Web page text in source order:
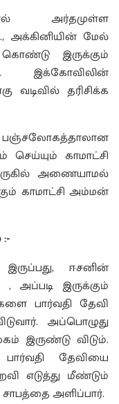
அர்தமுள்ள
அக்கினியின் மேல்
இருக்கும்
இக்கோவிலின்
தரிசிக்க
செய்யும் காமாட்சி
அணையாமல்
காமாட்சி அம்மன்
ஈசனின்
இருக்கும்
பார்வதி தேவி
அப்பொழுது
இருண்டு விடும்.
தேவியை
எடுத்து மீண்டும்
அளிப்பார்.